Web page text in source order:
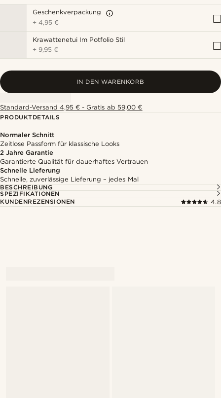
Geschenkverpackung
+4,95 €
Krawattenetui Im Potfolio Stil
+ 9,95 €
IN DEN WARENKORB
Standard-Versand 4,95 € - Gratis ab 59,00 €
PRODUKTDETAILS
Normaler Schnitt
Zeitlose Passform für klassische Looks
2 Jahre Garantie
Garantierte Qualität für dauerhaftes Vertrauen
Schnelle Lieferung
Schnelle, zuverlässige Lieferung – jedes Mal
BESCHREIBUNG
SPEZIFIKATIONEN
KUNDENREZENSIONEN
4.8